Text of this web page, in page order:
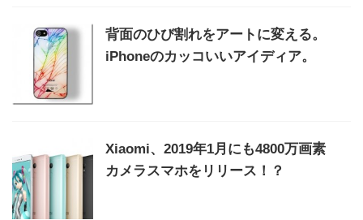
背面のひび割れをアートに変える。
iPhoneのカッコいいアイディア。
Xiaomi、2019年1月にも4800万画素
カメラスマホをリリース！？